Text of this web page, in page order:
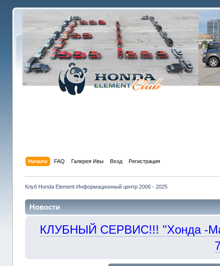
Начало FAQ Галерея Ивы Вход Регистрация
Клуб Honda Element Информационный центр 2006 - 2025
Новости
КЛУБНЫЙ СЕРВИС!!! "Хонда -